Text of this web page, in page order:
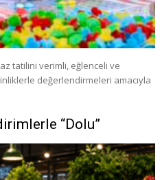
tatilini verimli, eğlenceli ve
değerlendirmeleri amacıyla
“Dolu”